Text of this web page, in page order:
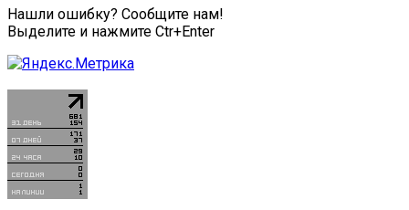
Нашли ошибку? Сообщите нам!
Выделите и нажмите Ctr+Enter